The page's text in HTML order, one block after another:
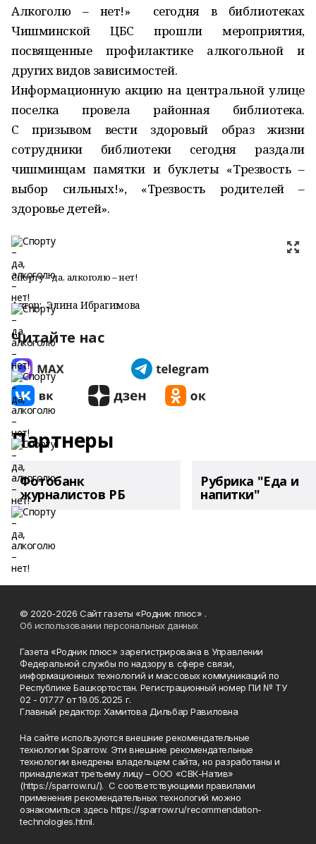
Алкоголю – нет!» сегодня в библиотеках
Чишминской ЦБС прошли мероприятия,
посвященные профилактике алкогольной и
других видов зависимостей.
Информационную акцию на центральной улице
поселка провела районная библиотека.
С призывом вести здоровый образ жизни
сотрудники библиотеки сегодня раздали
чишминцам памятки и буклеты «Трезвость –
выбор сильных!», «Трезвость родителей –
здоровье детей».
Спорту – да, алкоголю – нет!
Автор: Элина Ибрагимова
Читайте нас
Партнеры
Фотобанк
журналистов РБ
Рубрика "Еда и
напитки"
© 2020-2026 Сайт газеты «Родник плюс» .
Об использовании персональных данных
Газета «Родник плюс» зарегистрирована в Управлении
Федеральной службы по надзору в сфере связи,
информационных технологий и массовых коммуникаций по
Республике Башкортостан. Регистрационный номер ПИ № ТУ
02 - 01777 от 19.05.2025 г.
Главный редактор: Хамитова Дильбар Равиловна
На сайте используются внешние рекомендательные
технологии Sparrow. Эти внешние рекомендательные
технологии внедрены владельцем сайта, но разработаны и
принадлежат третьему лицу – ООО «СВК-Натив»
(https://sparrow.ru/). С соответствующими правилами
применения рекомендательных технологий можно
ознакомиться здесь https://sparrow.ru/recommendation-
technologies.html.